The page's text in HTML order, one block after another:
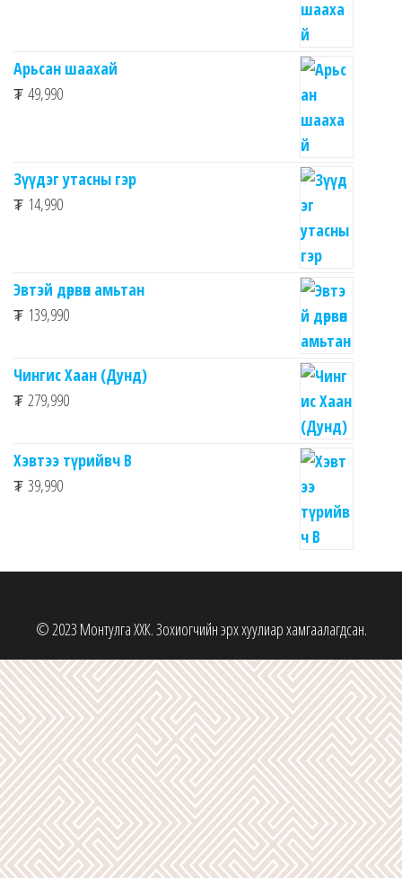
Арьсан шаахай
₮ 49,990
Зүүдэг утасны гэр
₮ 14,990
Эвтэй дөрвөн амьтан
₮ 139,990
Чингис Хаан (Дунд)
₮ 279,990
Хэвтээ түрийвч B
₮ 39,990
© 2023 Монтулга ХХК. Зохиогчийн эрх хуулиар хамгаалагдсан.